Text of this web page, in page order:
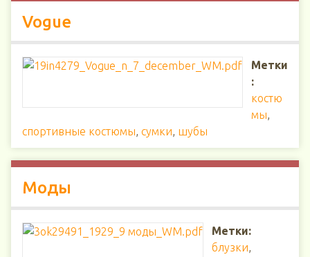
Vogue
Метки
:
костю
мы,
спортивные костюмы, сумки, шубы
Моды
Метки:
блузки,